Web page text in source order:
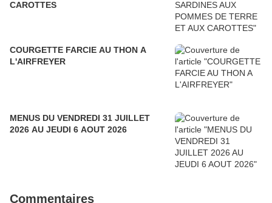
CAROTTES
COURGETTE FARCIE AU THON A
L'AIRFREYER
MENUS DU VENDREDI 31 JUILLET
2026 AU JEUDI 6 AOUT 2026
Commentaires